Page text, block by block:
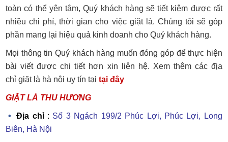
toàn có thể yên tâm, Quý khách hàng sẽ tiết kiệm được rất
nhiều chi phí, thời gian cho việc giặt là. Chúng tôi sẽ góp
phần mang lại hiệu quả kinh doanh cho Quý khách hàng.
Mọi thông tin Quý khách hàng muốn đóng góp để thực hiện
bài viết được chi tiết hơn xin liên hệ. Xem thêm các địa
chỉ giặt là hà nội uy tín tạitại đây
GIẶT LÀ THU HƯƠNG
Địa chỉ: Số 3 Ngách 199/2 Phúc Lợi, Phúc Lợi, Long
Biên, Hà Nội